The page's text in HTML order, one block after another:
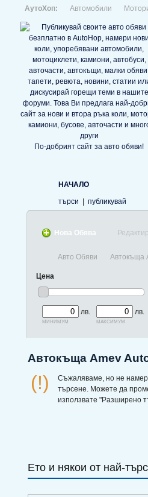
АутоХоп: Автомобили
По-добрият сайт за авто обяви!
НАЧАЛО
търси
публикувай
Нова Обява
Авто Обяви Автокъща
Цена
лв.
минимум
лв.
максимум
Автокъща Amev
(!)
Съжаляваме, но не
търсене. Можете да
използвате "Разширено
Ето и някои от най-